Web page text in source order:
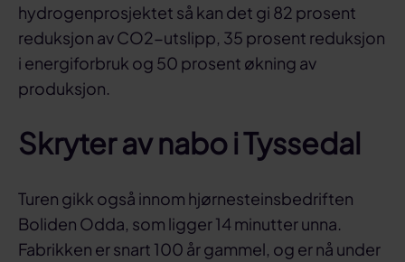
hydrogenprosjektet så kan det gi 82 prosent
reduksjon av CO2-utslipp, 35 prosent reduksjon
i energiforbruk og 50 prosent økning av
produksjon.
Skryter av nabo i Tyssedal
Turen gikk også innom hjørnesteinsbedriften
Boliden Odda, som ligger 14 minutter unna.
Fabrikken er snart 100 år gammel, og er nå under